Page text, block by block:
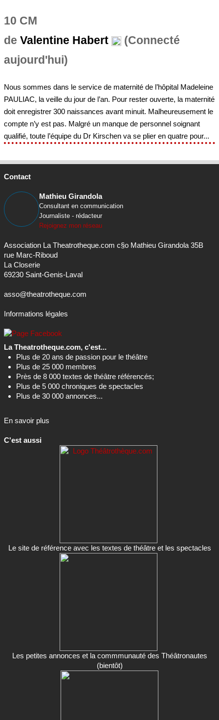
10 CM
de Valentine Habert
(Connecté
aujourd'hui)
Nous sommes dans le service de maternité de l’hôpital Madeleine
PAULIAC, la veille du jour de l’an. Pour rester ouverte, la maternité
doit enregistrer 300 naissances avant minuit. Malheureusement le
compte n’y est pas. Malgré un manque de personnel soignant
qualifié, toute l’équipe du Dr Kirschen va se plier en quatre pour...
Contact
Mathieu Girandola
Consultant en communication
Journaliste - rédacteur
Rejoignez mon réseau
Association La Theatrotheque.com c§o Mathieu Girandola 35B
rue Marc-Riboud
La Closerie
69230 Saint-Genis-Laval
asso@theatrotheque.com
Informations légales
La Theatrotheque.com, c'est...
Plus de 20 ans de passion pour le théâtre
Plus de 25 000 membres
Près de 8 000 textes de théâtre référencés;
Plus de 5 000 chroniques de spectacles
Plus de 30 000 annonces...
En savoir plus
C'est aussi
Le site de référence avec les textes de théâtre et les spectacles
Les petites annonces et la commmunauté des Théâtronautes
(bientôt)